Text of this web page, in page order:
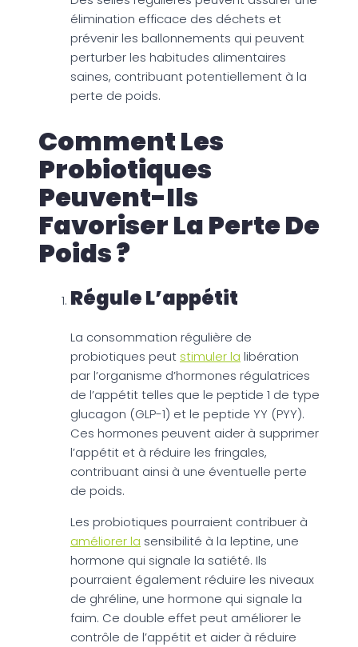
élimination efficace des déchets et
prévenir les ballonnements qui peuvent
perturber les habitudes alimentaires
saines, contribuant potentiellement à la
perte de poids.
Comment Les
Probiotiques
Peuvent-Ils
Favoriser La Perte De
Poids ?
Régule L’appétit
La consommation régulière de
probiotiques peut stimuler la libération
par l’organisme d’hormones régulatrices
de l’appétit telles que le peptide 1 de type
glucagon (GLP-1) et le peptide YY (PYY).
Ces hormones peuvent aider à supprimer
l’appétit et à réduire les fringales,
contribuant ainsi à une éventuelle perte
de poids.
Les probiotiques pourraient contribuer à
améliorer la sensibilité à la leptine, une
hormone qui signale la satiété. Ils
pourraient également réduire les niveaux
de ghréline, une hormone qui signale la
faim. Ce double effet peut améliorer le
contrôle de l’appétit et aider à réduire